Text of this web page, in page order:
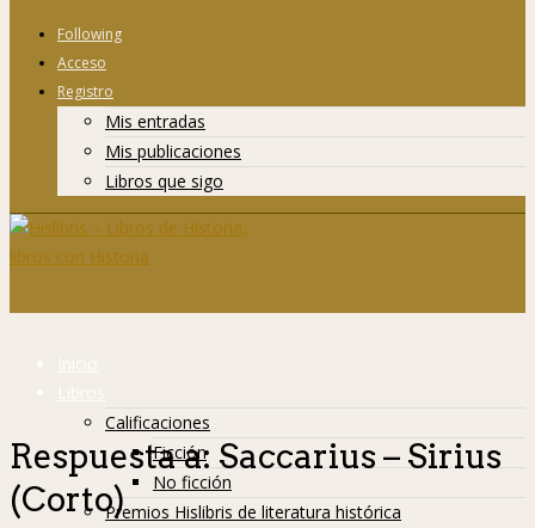
Following
Acceso
Registro
Mis entradas
Mis publicaciones
Libros que sigo
Inicio
Libros
Calificaciones
Ficción
No ficción
Premios Hislibris de literatura histórica
Respuesta a: Saccarius – Sirius
(Corto)